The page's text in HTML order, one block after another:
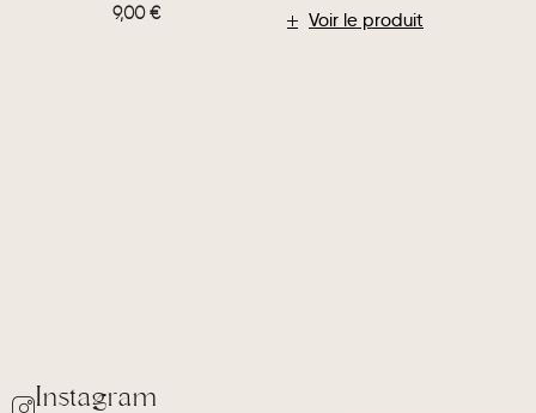
Voir le produit
9,00€